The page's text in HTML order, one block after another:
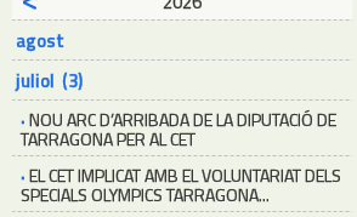
agost
juliol (3)
·NOU ARC D’ARRIBADA DE LA DIPUTACIÓ DE
TARRAGONA PER AL CET
·EL CET IMPLICAT AMB EL VOLUNTARIAT DELS
SPECIALS OLYMPICS TARRAGONA...